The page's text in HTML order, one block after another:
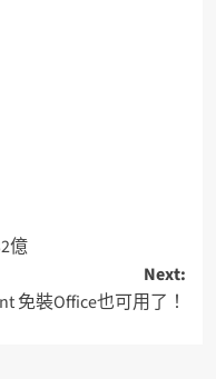
億
Next:
免裝Office也可用了！